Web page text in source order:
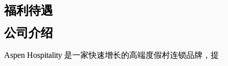
福利待遇
公司介绍
Aspen Hospitality 是一家快速增长的高端度假村连锁品牌，提